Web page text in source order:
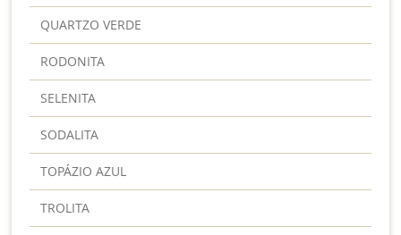
QUARTZO VERDE
RODONITA
SELENITA
SODALITA
TOPÁZIO AZUL
TROLITA